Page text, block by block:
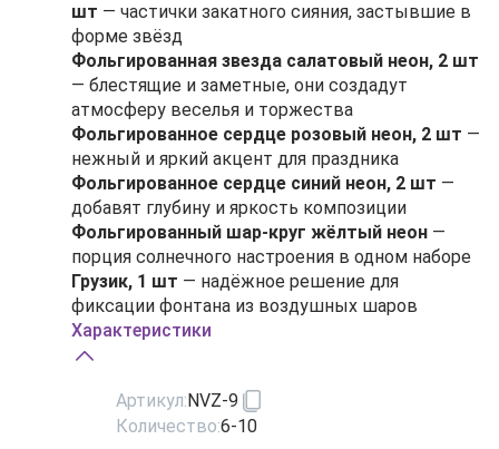
шт — частички закатного сияния, застывшие в
форме звёзд
Фольгированная звезда салатовый неон, 2 шт
— блестящие и заметные, они создадут
атмосферу веселья и торжества
Фольгированное сердце розовый неон, 2 шт —
нежный и яркий акцент для праздника
Фольгированное сердце синий неон, 2 шт —
добавят глубину и яркость композиции
Фольгированный шар-круг жёлтый неон —
порция солнечного настроения в одном наборе
Грузик, 1 шт — надёжное решение для
фиксации фонтана из воздушных шаров
Характеристики
Артикул:NVZ-9
Количество:6-10